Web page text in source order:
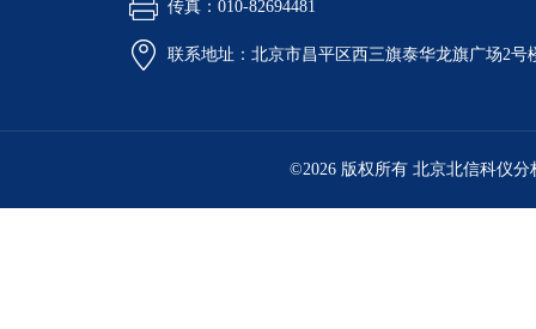
传真：010-82694481
联系地址：北京市昌平区西三旗泰华龙旗广场2号
©2026 版权所有 北京北信科仪